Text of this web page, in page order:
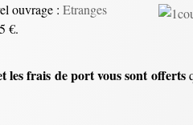
ouvrage : Etranges
€.
les frais de port vous sont offerts